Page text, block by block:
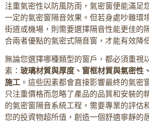
注重氣密性以防風防雨，氣密窗便能滿足
一定的氣密窗隔音效果。但若身處吵雜環
街道或機場，則需要選擇隔音性能更佳的
合兩者優點的氣密式隔音窗，才能有效降
無論您選擇哪種類型的窗戶，都必須重視
素： 玻璃材質與厚度、窗框材質與氣密性
施工 。這些因素都會直接影響最終的氣密
只注重價格而忽略了產品的品質和安裝的
的氣密窗隔音系統工程，需要專業的評估
您的投資物超所值，創造一個舒適寧靜的